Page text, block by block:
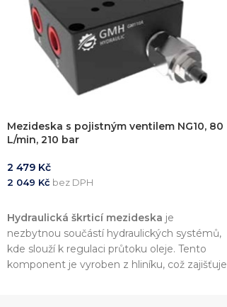
Mezideska s pojistným ventilem NG10, 80
L/min, 210 bar
2 479 Kč
2 049 Kč bez DPH
Hydraulická škrticí mezideska je
nezbytnou součástí hydraulických systémů,
kde slouží k regulaci průtoku oleje. Tento
komponent je vyroben z hliníku, což zajišťuje